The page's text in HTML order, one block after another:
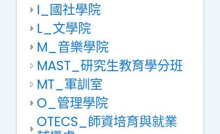
I_國社學院
L_文學院
M_音樂學院
MAST_研究生教育學分班
MT_軍訓室
O_管理學院
OTECS_師資培育與就業